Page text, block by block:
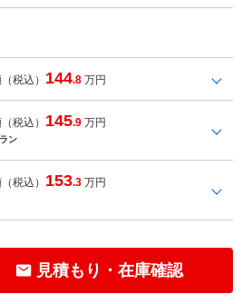
税込） 144.8 万円
税込） 145.9 万円
ン
税込） 153.3 万円
見積もり・在庫確認